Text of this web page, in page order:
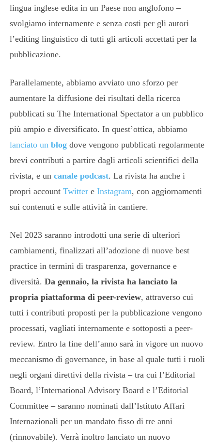
lingua inglese edita in un Paese non anglofono –
svolgiamo internamente e senza costi per gli autori
l’editing linguistico di tutti gli articoli accettati per la
pubblicazione.
Parallelamente, abbiamo avviato uno sforzo per
aumentare la diffusione dei risultati della ricerca
pubblicati su The International Spectator a un pubblico
più ampio e diversificato. In quest’ottica, abbiamo
lanciato un blog dove vengono pubblicati regolarmente
brevi contributi a partire dagli articoli scientifici della
rivista, e un canale podcast. La rivista ha anche i
propri account Twitter e Instagram, con aggiornamenti
sui contenuti e sulle attività in cantiere.
Nel 2023 saranno introdotti una serie di ulteriori
cambiamenti, finalizzati all’adozione di nuove best
practice in termini di trasparenza, governance e
diversità. Da gennaio, la rivista ha lanciato la
propria piattaforma di peer-review, attraverso cui
tutti i contributi proposti per la pubblicazione vengono
processati, vagliati internamente e sottoposti a peer-
review. Entro la fine dell’anno sarà in vigore un nuovo
meccanismo di governance, in base al quale tutti i ruoli
negli organi direttivi della rivista – tra cui l’Editorial
Board, l’International Advisory Board e l’Editorial
Committee – saranno nominati dall’Istituto Affari
Internazionali per un mandato fisso di tre anni
(rinnovabile). Verrà inoltro lanciato un nuovo